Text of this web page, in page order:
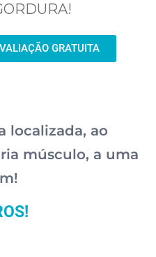
GRATUITA
localizada, ao
músculo, a uma